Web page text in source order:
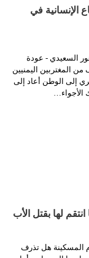
الإنسانية في
السعيدي - عودة
من المغتربين اليمنيين
إلى الوطن أعاد إلى
الأجواء…
لها بقتل الأب
المسكينة هل تذرف